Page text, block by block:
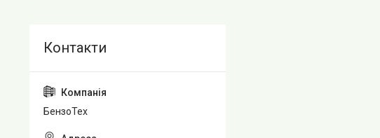
БензоТех